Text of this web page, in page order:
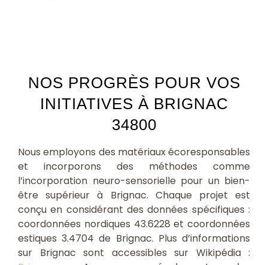
NOS PROGRÈS POUR VOS
INITIATIVES À BRIGNAC
34800
Nous employons des matériaux écoresponsables
et incorporons des méthodes comme
l’incorporation neuro-sensorielle pour un bien-
être supérieur à Brignac. Chaque projet est
conçu en considérant des données spécifiques :
coordonnées nordiques 43.6228 et coordonnées
estiques 3.4704 de Brignac. Plus d’informations
sur Brignac sont accessibles sur Wikipédia :